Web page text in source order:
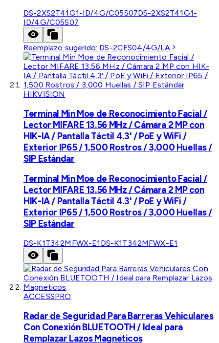
DS-2XS2T41G1-ID/4G/C05S07DS-2XS2T41G1-
ID/4G/C05S07
Reemplazo sugerido: DS-2CFS04/4G/LA
HIKVISION
Terminal Min Moe de Reconocimiento Facial /
Lector MIFARE 13.56 MHz / Cámara 2 MP con
HIK-IA / Pantalla Táctil 4.3' / PoE y WiFi /
Exterior IP65 / 1,500 Rostros / 3,000 Huellas /
SIP Estándar
Terminal Min Moe de Reconocimiento Facial /
Lector MIFARE 13.56 MHz / Cámara 2 MP con
HIK-IA / Pantalla Táctil 4.3' / PoE y WiFi /
Exterior IP65 / 1,500 Rostros / 3,000 Huellas /
SIP Estándar
DS-K1T342MFWX-E1 DS-K1T342MFWX-E1
ACCESSPRO
Radar de Seguridad Para Barreras Vehiculares
Con Conexión BLUETOOTH / Ideal para
Remplazar Lazos Magneticos